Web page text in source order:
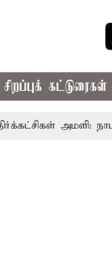
சிறப்புக் கட்டுரைகள்
அமளி: